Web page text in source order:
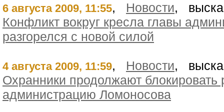
6 августа 2009, 11:55, Новости,
Конфликт вокруг кресла главы
разгорелся с новой силой
4 августа 2009, 11:59, Новости,
Охранники продолжают блокировать
администрацию Ломоносова